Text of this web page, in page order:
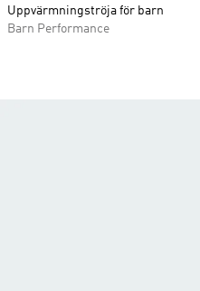
Uppvärmningströja för barn
Barn Performance